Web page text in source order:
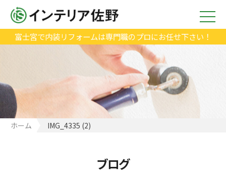
富士宮で内装リフォームは専門職のプロにお任せ下さい！
ホーム IMG_4335 (2)
ブログ